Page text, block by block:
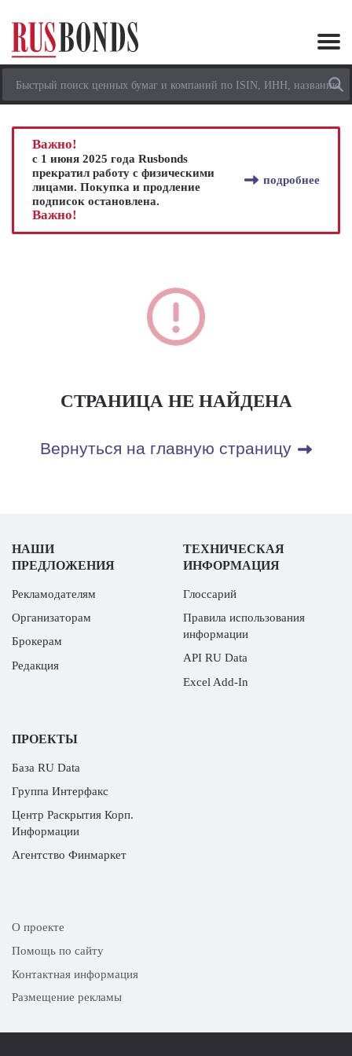
Важно!
с 1 июня 2025 года Rusbonds
прекратил работу с физическими
лицами. Покупка и продление
подписок остановлена.
подробнее
Важно!
СТРАНИЦА НЕ НАЙДЕНА
Вернуться на главную страницу
НАШИ
ПРЕДЛОЖЕНИЯ
Рекламодателям
Организаторам
Брокерам
Редакция
ТЕХНИЧЕСКАЯ
ИНФОРМАЦИЯ
Глоссарий
Правила использования
информации
API RU Data
Excel Add-In
ПРОЕКТЫ
База RU Data
Группа Интерфакс
Центр Раскрытия Корп.
Информации
Агентство Финмаркет
О проекте
Помощь по сайту
Контактная информация
Размещение рекламы